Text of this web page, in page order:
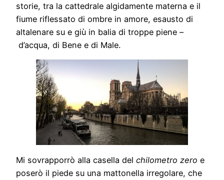
storie, tra la cattedrale algidamente materna e il
fiume riflessato di ombre in amore, esausto di
altalenare su e giù in balia di troppe piene –
d’acqua, di Bene e di Male.
Mi sovrapporrò alla casella del chilometro zero e
poserò il piede su una mattonella irregolare, che